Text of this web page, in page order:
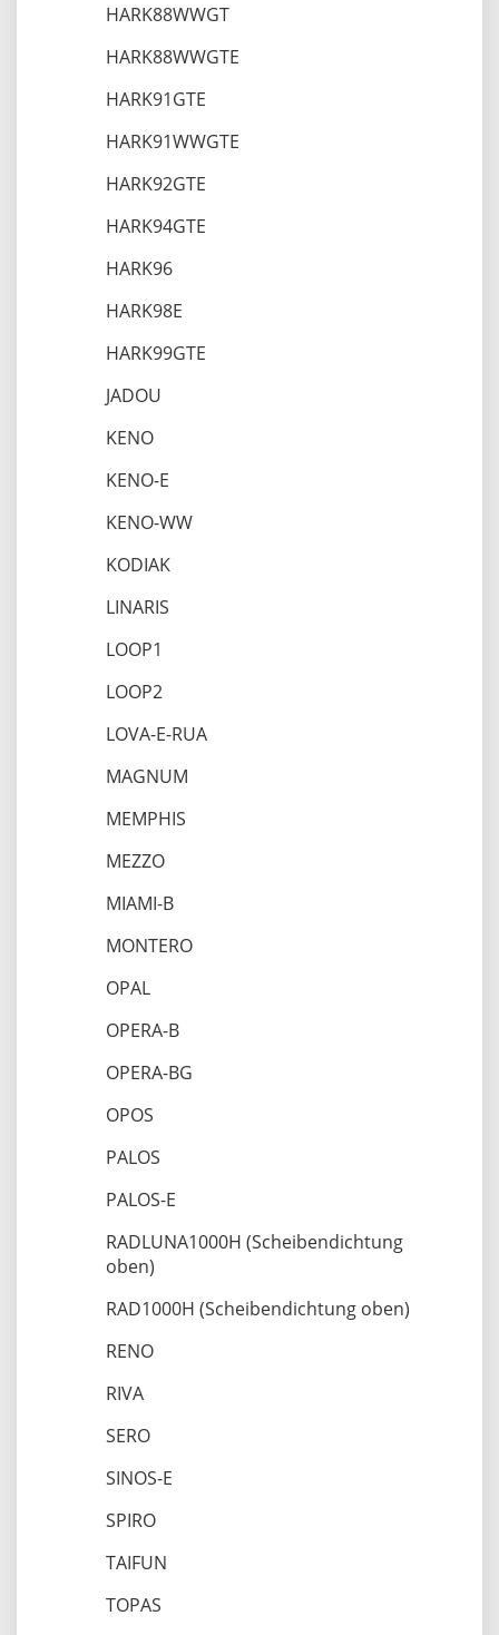
HARK88WWGT
HARK88WWGTE
HARK91GTE
HARK91WWGTE
HARK92GTE
HARK94GTE
HARK96
HARK98E
HARK99GTE
JADOU
KENO
KENO-E
KENO-WW
KODIAK
LINARIS
LOOP1
LOOP2
LOVA-E-RUA
MAGNUM
MEMPHIS
MEZZO
MIAMI-B
MONTERO
OPAL
OPERA-B
OPERA-BG
OPOS
PALOS
PALOS-E
RADLUNA1000H (Scheibendichtung
oben)
RAD1000H (Scheibendichtung oben)
RENO
RIVA
SERO
SINOS-E
SPIRO
TAIFUN
TOPAS